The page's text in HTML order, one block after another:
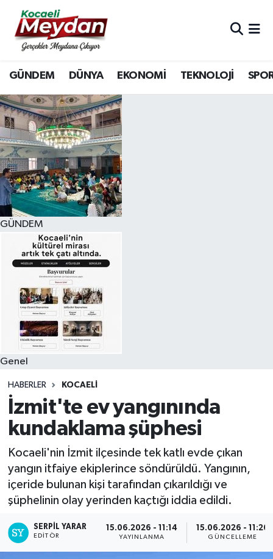
GÜNDEM DÜNYA EKONOMİ TEKNOLOJİ
GÜNDEM
Genel
HABERLER KOCAELI
İzmit'te ev yangınında
kundaklama şüphesi
Kocaeli'nin İzmit ilçesinde tek katlı evde çıkan
yangın itfaiye ekiplerince söndürüldü. Yangının,
içeride bulunan kişi tarafından çıkarıldığı ve
şüphelinin olay yerinden kaçtığı iddia edildi.
SERPİL YARAR
EDITÖR
15.06.2026 - 11:14
YAYINLANMA
15.06.2026 - 11:20
GÜNCELLEME
Nöbetçi Eczaneler
Hava Durumu
Trafik Durumu
Süper Lig Puan Durumu ve Fikstür
Tüm Manşetler
Son Dakika Haberleri
Haber Arşivi